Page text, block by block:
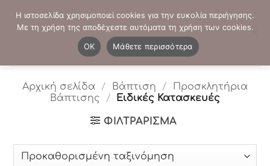
στο
ΤΗΛΕΦΩΝΙΚΕΣ ΠΑΡΑΓΓΕΛΙΕΣ: - 2103821941
Αρχική σελίδα / Βάπτιση /
Προσκλητήρια
Βάπτισης
/ Ειδικές Κατασκευές
ΦΙΛΤΡΆΡΙΣΜΑ
Η ιστοσελίδα χρησιμοποιεί cookies για την ευκολία περιήγησης.
Με τη χρήση της αποδέχεστε αυτόματα τη χρήση των cookies.
OK
Μάθετε περισσότερα